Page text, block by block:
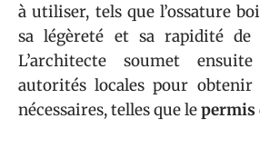
à utiliser, tels que l’ossature
sa légèreté et sa rapidité
L’architecte soumet
autorités locales pour obtenir
nécessaires, telles que lepermis